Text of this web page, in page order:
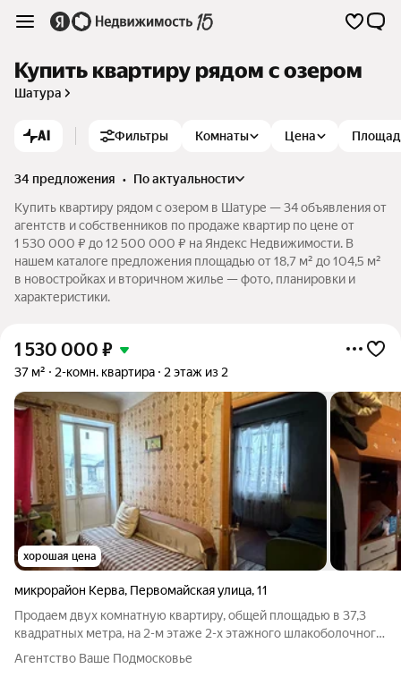
Купить квартиру рядом с озером
Шатура
AI Фильтры Комнаты Цена
34 предложения •
по актуальности
Купить квартиру рядом с озером в Шатуре — 34 объявления от
агентств и собственников по продаже квартир по цене от
1 530 000 ₽ до 12 500 000 ₽ на Яндекс Недвижимости. В
нашем каталоге предложения площадью от 18,7 м² до 104,5 м²
в новостройках и вторичном жилье — фото, планировки и
характеристики.
1 530 000 ₽
37 м² 2-комн. квартира 2 этаж из 2
хорошая цена
микрорайон Керва, Первомайская улица,11
Продаем двух комнатную квартиру, общей площадью в 37,3
квадратных метра, на 2-м этаже 2-х этажного шлакоболочного
дома в Шатурском районе, микрорайон Керва, Московской
области. Квартира теплая, сухая, установлена металлическая
Агентство Ваше Подмосковье